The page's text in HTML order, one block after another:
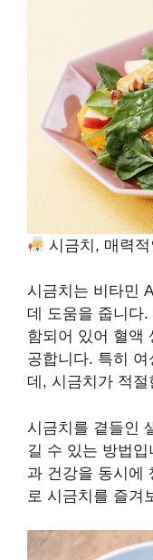
시금치, 매력
시금치는 비타민
데 도움을 줍니다
함되어 있어 혈액
공합니다. 특히
데, 시금치가 적
시금치를 곁들인
길 수 있는 방법
과 건강을 동시에
로 시금치를 즐겨